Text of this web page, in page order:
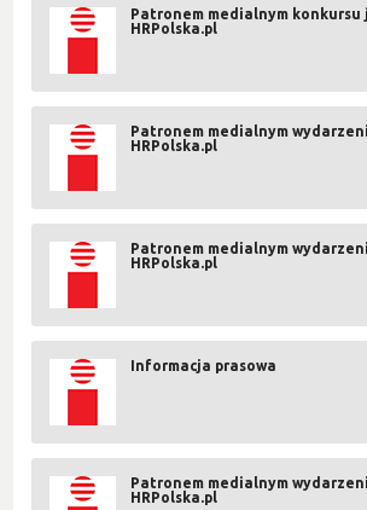
Patronem medialnym
HRPolska.pl
Patronem medialnym
HRPolska.pl
Patronem medialnym
HRPolska.pl
Informacja prasowa
Patronem medialnym
HRPolska.pl